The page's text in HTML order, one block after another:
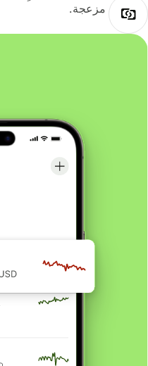
مزعجة.